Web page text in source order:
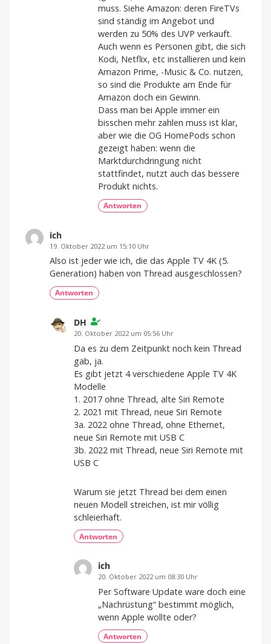
muss. Siehe Amazon: deren FireTVs
sind ständig im Angebot und
werden zu 50% des UVP verkauft.
Auch wenn es Personen gibt, die sich
Kodi, Netflix, etc installieren und kein
Amazon Prime, -Music & Co. nutzen,
so sind die Produkte am Ende für
Amazon doch ein Gewinn.
Dass man bei Apple immer ein
bisschen mehr zahlen muss ist klar,
aber wie die OG HomePods schon
gezeigt haben: wenn die
Marktdurchdringung nicht
stattfindet, nutzt auch das bessere
Produkt nichts.
Antworten
ich
19. Oktober 2022 um 15:10 Uhr
Also ist jeder wie ich, die das Apple TV 4K (5.
Generation) haben von Thread ausgeschlossen?
Antworten
DH
20. Oktober 2022 um 05:56 Uhr
Da es zu dem Zeitpunkt noch kein Thread
gab, ja.
Es gibt jetzt 4 verschiedene Apple TV 4K
Modelle
1. 2017 ohne Thread, alte Siri Remote
2. 2021 mit Thread, neue Siri Remote
3a. 2022 ohne Thread, ohne Ethernet,
neue Siri Remote mit USB C
3b. 2022 mit Thread, neue Siri Remote mit
USB C
Warum sie jetzt Thread bei dem einen
neuen Modell streichen, ist mir völlig
schleierhaft.
Antworten
ich
20. Oktober 2022 um 08:30 Uhr
Per Software Update ware doch eine
„Nachrüstung“ bestimmt möglich,
wenn Apple wollte oder?
Antworten